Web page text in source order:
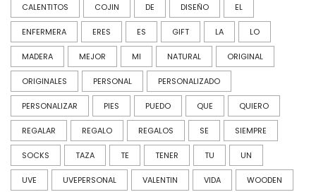
CALENTITOS COJIN DE DISEÑO EL
ENFERMERA ERES ES GIFT LA LO
MADERA MEJOR MI NATURAL ORIGINAL
ORIGINALES PERSONAL PERSONALIZADO
PERSONALIZAR PIES PUEDO QUE QUIERO
REGALAR REGALO REGALOS SE SIEMPRE
SOCKS TAZA TE TENER TU UN
UVE UVEPERSONAL VALENTIN VIDA WOODEN